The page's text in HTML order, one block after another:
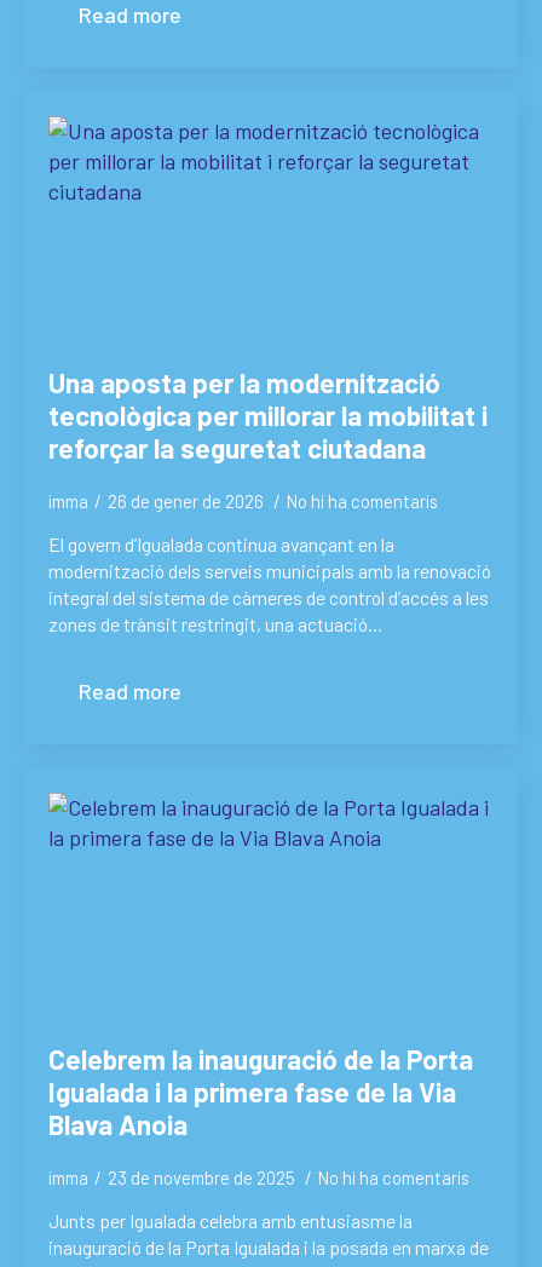
Read more
Una aposta per la modernització
tecnològica per millorar la mobilitat i
reforçar la seguretat ciutadana
imma 26 de gener de 2026 No hi ha comentaris
El govern d’Igualada continua avançant en la
modernització dels serveis municipals amb la renovació
integral del sistema de càmeres de control d’accés a les
zones de trànsit restringit, una actuació…
Read more
Celebrem la inauguració de la Porta
Igualada i la primera fase de la Via
Blava Anoia
imma 23 de novembre de 2025 No hi ha comentaris
Junts per Igualada celebra amb entusiasme la
inauguració de la Porta Igualada i la posada en marxa de